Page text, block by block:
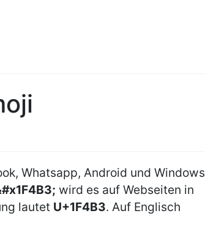
Whatsapp, Android und Windows
wird es auf Webseiten in
lautet U+1F4B3. Auf Englisch